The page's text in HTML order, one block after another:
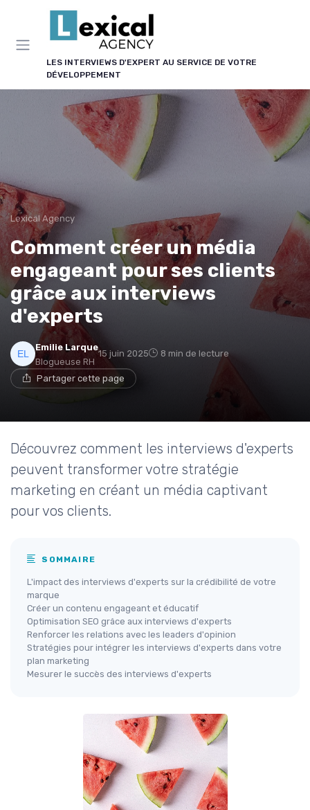
LES INTERVIEWS D'EXPERT AU SERVICE DE VOTRE
DÉVELOPPEMENT
Lexical Agency
Comment créer un média
engageant pour ses clients
grâce aux interviews
d'experts
Emilie Larque
Blogueuse RH
15 juin 2025 8 min de lecture
Partager cette page
Découvrez comment les interviews d'experts
peuvent transformer votre stratégie
marketing en créant un média captivant
pour vos clients.
SOMMAIRE
L'impact des interviews d'experts sur la crédibilité de votre
marque
Créer un contenu engageant et éducatif
Optimisation SEO grâce aux interviews d'experts
Renforcer les relations avec les leaders d'opinion
Stratégies pour intégrer les interviews d'experts dans votre
plan marketing
Mesurer le succès des interviews d'experts
Panneau de gestion des cookies